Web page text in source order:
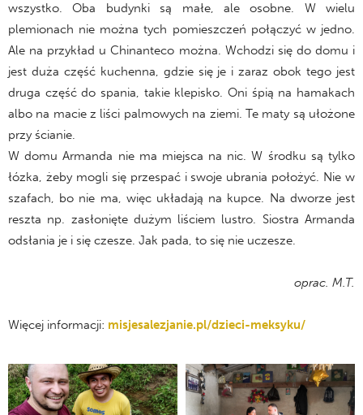
wszystko. Oba budynki są małe, ale osobne. W wielu
plemionach nie można tych pomieszczeń połączyć w jedno.
Ale na przykład u Chinanteco można. Wchodzi się do domu i
jest duża część kuchenna, gdzie się je i zaraz obok tego jest
druga część do spania, takie klepisko. Oni śpią na hamakach
albo na macie z liści palmowych na ziemi. Te maty są ułożone
przy ścianie.
W domu Armanda nie ma miejsca na nic. W środku są tylko
łózka, żeby mogli się przespać i swoje ubrania położyć. Nie w
szafach, bo nie ma, więc układają na kupce. Na dworze jest
reszta np. zasłonięte dużym liściem lustro. Siostra Armanda
odsłania je i się czesze. Jak pada, to się nie uczesze.
oprac. M.T.
Więcej informacji: misjesalezjanie.pl/dzieci-meksyku/